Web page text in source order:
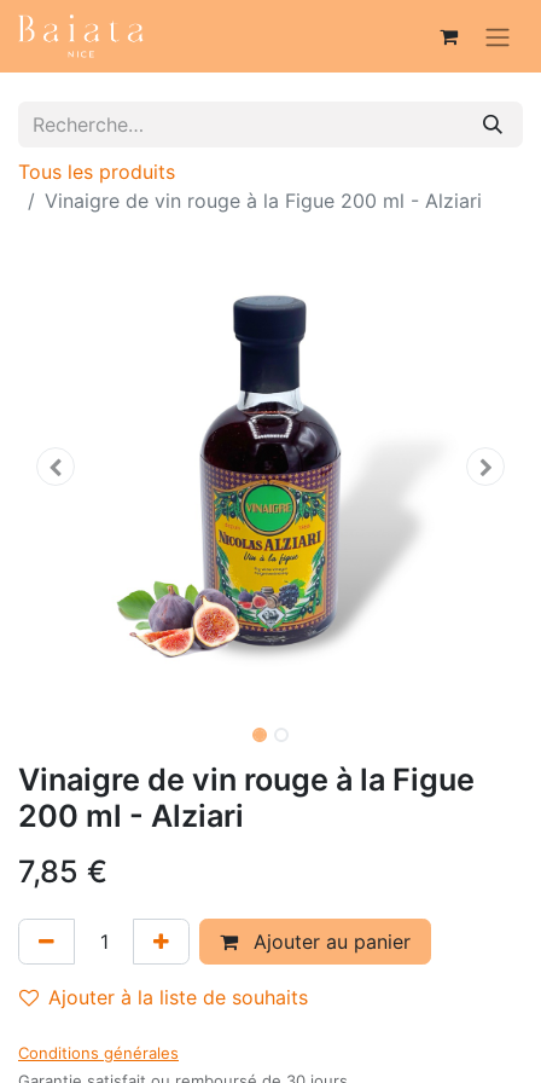
Tous les produits
Vinaigre de vin rouge à la Figue 200 ml - Alziari
Vinaigre de vin rouge à la Figue
200 ml - Alziari
7,85 €
Ajouter au panier
Ajouter à la liste de souhaits
Conditions générales